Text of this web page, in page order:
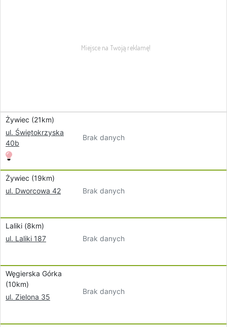
Żywiec (21km)
ul. Świętokrzyska
40b
Brak danych
Żywiec (19km)
ul. Dworcowa 42
Brak danych
Laliki (8km)
ul. Laliki 187
Brak danych
Węgierska Górka
(10km)
ul. Zielona 35
Brak danych